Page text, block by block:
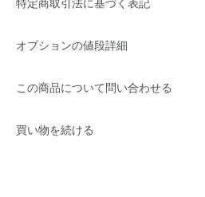
オプションの値段詳細
この商品について問い合わせる
買い物を続ける